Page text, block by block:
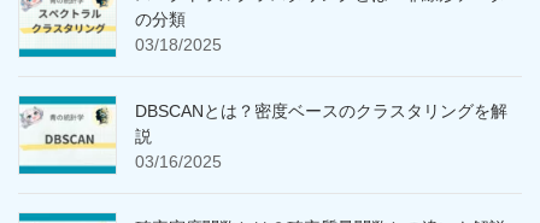
の分類
03/18/2025
DBSCANとは？密度ベースのクラスタリングを解
説
03/16/2025